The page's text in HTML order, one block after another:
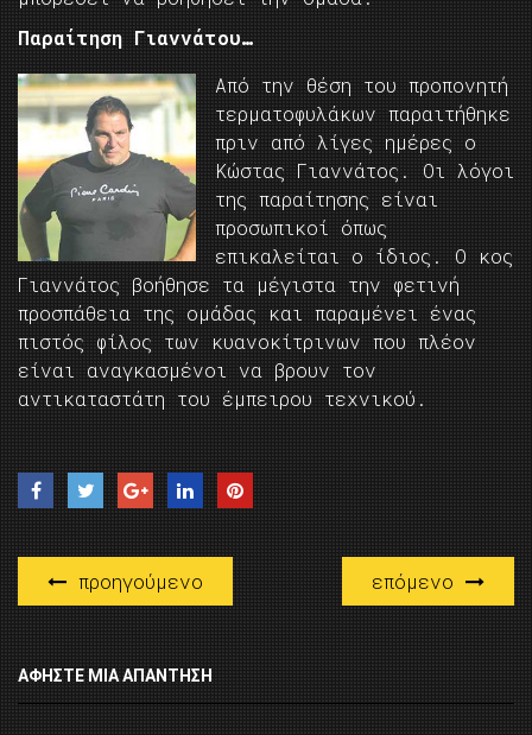
Παραίτηση Γιαννάτου…
Από την θέση του προπονητή
τερματοφυλάκων παραιτήθηκε
πριν από λίγες ημέρες ο
Κώστας Γιαννάτος. Οι λόγοι
της παραίτησης είναι
προσωπικοί όπως
επικαλείται ο ίδιος. Ο κος
Γιαννάτος βοήθησε τα μέγιστα την φετινή
προσπάθεια της ομάδας και παραμένει ένας
πιστός φίλος των κυανοκίτρινων που πλέον
είναι αναγκασμένοι να βρουν τον
αντικαταστάτη του έμπειρου τεχνικού.
προηγούμενο επόμενο
ΑΦΉΣΤΕ ΜΙΑ ΑΠΆΝΤΗΣΗ